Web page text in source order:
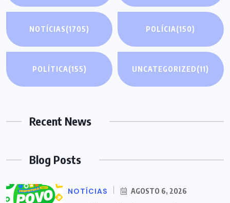
NOTÍCIAS(1705) POLÍCIA(150)
POLÍTICA(155) UNCATEGORIZED(11)
Recent News
Blog Posts
NOTÍCIAS AGOSTO 6, 2026